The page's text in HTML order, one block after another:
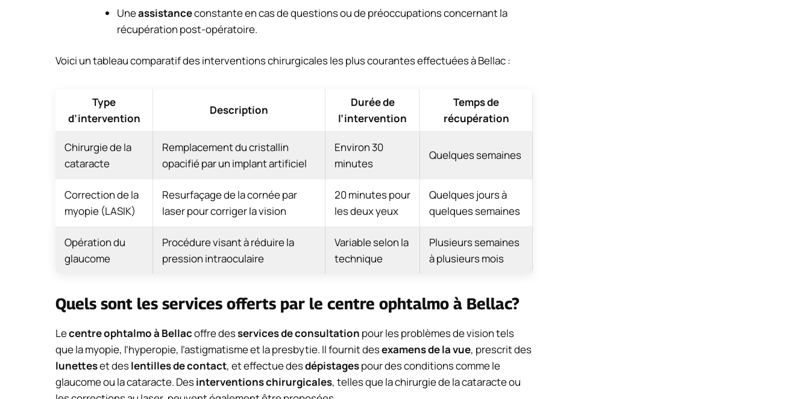
Uneassistanceconstante en cas de questions ou de préoccupations concernant la
récupération post-opératoire.
Voici un tableau comparatif des interventions chirurgicales les plus courantes effectuées à Bellac :
Type
d’intervention
Description
Durée de
l’intervention
Temps de
récupération
Chirurgie de la
cataracte
Remplacement du cristallin
opacifié par un implant artificiel
Environ 30
minutes
Quelques semaines
Correction de la
myopie (LASIK)
Resurfaçage de la cornée par
laser pour corriger la vision
20 minutes pour
les deux yeux
Quelques jours à
quelques semaines
Opération du
glaucome
Procédure visant à réduire la
pression intraoculaire
Variable selon la
technique
Plusieurs semaines
à plusieurs mois
Quels sont les services offerts par le centre ophtalmo à Bellac?
Lecentre ophtalmo à Bellacoffre desservices de consultation pour les problèmes de vision tels
que la myopie, l’hyperopie, l’astigmatisme et la presbytie. Il fournit desexamens de la vue, prescrit des
lunetteset deslentilles de contact, et effectue desdépistagespour des conditions comme le
glaucome ou la cataracte. Desinterventions chirurgicales, telles que la chirurgie de la cataracte ou